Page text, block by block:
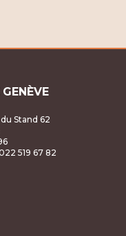
Stand 62
519 67 82